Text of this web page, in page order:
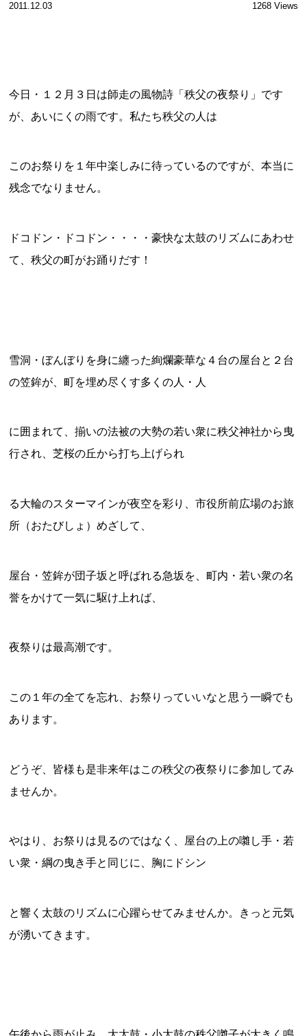
2011.12.03 1268 Views
今日・１２月３日は師走の風物詩「秩父の夜祭り」です
が、あいにくの雨です。私たち秩父の人は
このお祭りを１年中楽しみに待っているのですが、本当に
残念でなりません。
ドコドン・ドコドン・・・・豪快な太鼓のリズムにあわせ
て、秩父の町がお踊りだす！
雪洞・ぼんぼりを身に纏った絢爛豪華な４台の屋台と２台
の笠鉾が、町を埋め尽くす多くの人・人
に囲まれて、揃いの法被の大勢の若い衆に秩父神社から曳
行され、芝桜の丘から打ち上げられ
る大輪のスターマインが夜空を彩り、市役所前広場のお旅
所（おたびしょ）めざして、
屋台・笠鉾が団子坂と呼ばれる急坂を、町内・若い衆の名
誉をかけて一気に駆け上れば、
夜祭りは最高潮です。
この１年の全てを忘れ、お祭りっていいなと思う一瞬でも
あります。
どうぞ、皆様も是非来年はこの秩父の夜祭りに参加してみ
ませんか。
やはり、お祭りは見るのではなく、屋台の上の囃し手・若
い衆・綱の曳き手と同じに、胸にドシン
と響く太鼓のリズムに心躍らせてみませんか。きっと元気
が湧いてきます。